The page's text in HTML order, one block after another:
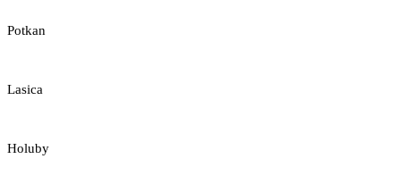
Potkan
Lasica
Holuby